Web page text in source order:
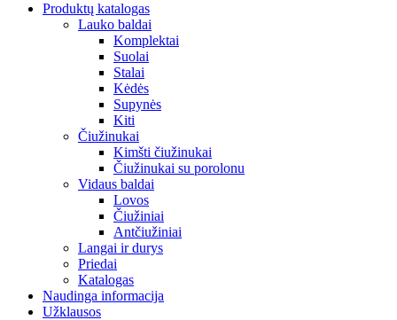
Produktų katalogas
Lauko baldai
Komplektai
Suolai
Stalai
Kėdės
Supynės
Kiti
Čiužinukai
Kimšti čiužinukai
Čiužinukai su porolonu
Vidaus baldai
Lovos
Čiužiniai
Antčiužiniai
Langai ir durys
Priedai
Katalogas
Naudinga informacija
Užklausos